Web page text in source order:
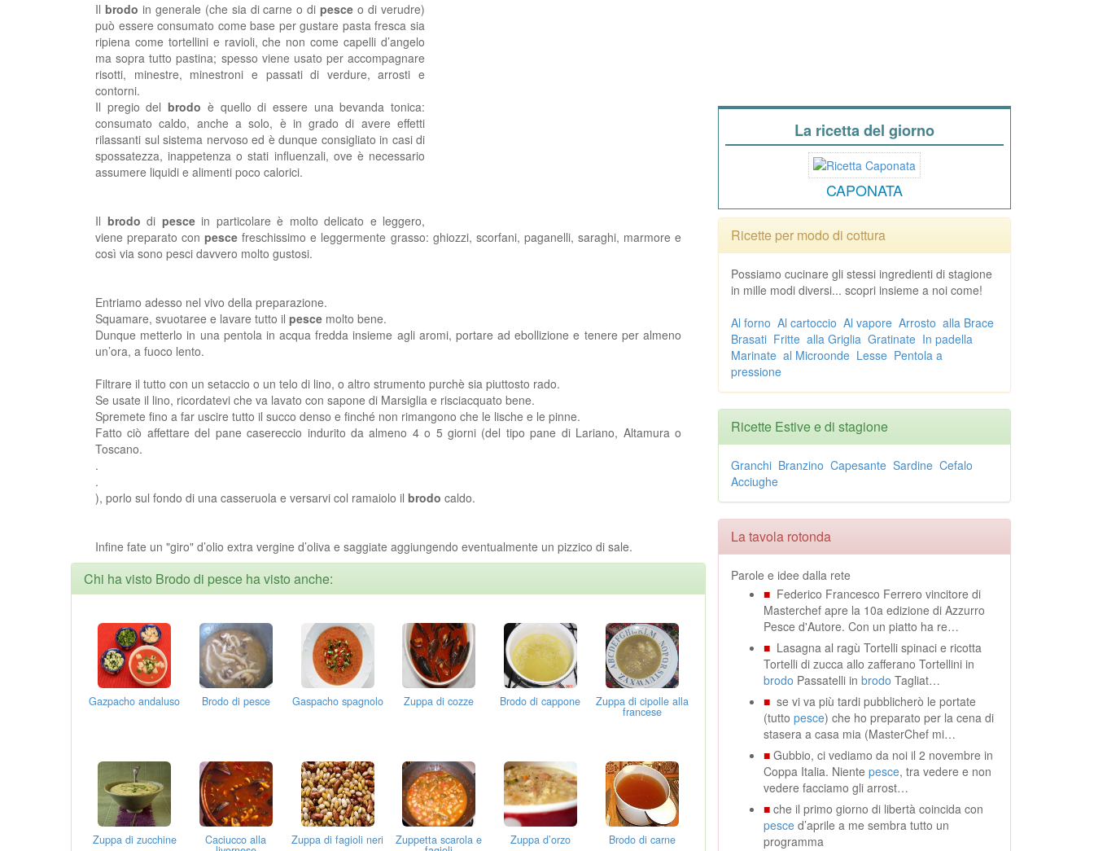
Il brodo in generale (che sia di carne o dipesce o di verudre)
può essere consumato come base per gustare pasta fresca sia
ripiena come tortellini e ravioli, che non come capelli d’angelo
ma sopra tutto pastina; spesso viene usato per accompagnare
risotti, minestre, minestroni e passati di verdure, arrosti e
contorni.
Il pregio delbrodo è quello di essere una bevanda tonica:
consumato caldo, anche a solo, è in grado di avere effetti
rilassanti sul sistema nervoso ed è dunque consigliato in casi di
spossatezza, inappetenza o stati influenzali, ove è necessario
assumere liquidi e alimenti poco calorici.
Il brodo di pescein particolare è molto delicato e leggero,
viene preparato conpesce freschissimo e leggermente grasso: ghiozzi, scorfani, paganelli, saraghi, marmore e
così via sono pesci davvero molto gustosi.
Entriamo adesso nel vivo della preparazione.
Squamare, svuotaree e lavare tutto il pesce molto bene.
Dunque metterlo in una pentola in acqua fredda insieme agli aromi, portare ad ebollizione e tenere per almeno
un’ora, a fuoco lento.
Filtrare il tutto con un setaccio o un telo di lino, o altro strumento purchè sia piuttosto rado.
Se usate il lino, ricordatevi che va lavato con sapone di Marsiglia e risciacquato bene.
Spremete fino a far uscire tutto il succo denso e finché non rimangono che le lische e le pinne.
Fatto ciò affettare del pane casereccio indurito da almeno 4 o 5 giorni (del tipo pane di Lariano, Altamura o
Toscano.
.
.
), porlo sul fondo di una casseruola e versarvi col ramaiolo il brodo caldo.
Infine fate un "giro" d’olio extra vergine d’oliva e saggiate aggiungendo eventualmente un pizzico di sale.
Chi ha visto Brodo di pesce ha visto anche:
Gazpacho andaluso Brodo di pesce Gaspacho spagnolo Zuppa di cozze Brodo di cappone Zuppa di cipolle alla
francese
Zuppa di zucchine Caciucco alla Zuppa di fagioli neri Zuppetta scarola e Zuppa d’orzo Brodo di carne
La ricetta del giorno
CAPONATA
Ricette per modo di cottura
Possiamo cucinare gli stessi ingredienti di stagione
in mille modi diversi... scopri insieme a noi come!
Al forno Al cartoccio Al vapore Arrosto alla Brace
Brasati Fritte alla Griglia Gratinate In padella
Marinate al Microonde Lesse Pentola a
pressione
Ricette Estive e di stagione
Granchi Branzino Capesante Sardine Cefalo
Acciughe
La tavola rotonda
Parole e idee dalla rete
■ Federico Francesco Ferrero vincitore di
Masterchef apre la 10a edizione di Azzurro
Pesce d'Autore. Con un piatto ha re…
■ Lasagna al ragù Tortelli spinaci e ricotta
Tortelli di zucca allo zafferano Tortellini in
brodo Passatelli in brodo Tagliat…
■ se vi va più tardi pubblicherò le portate
(tutto pesce) che ho preparato per la cena di
stasera a casa mia (MasterChef mi…
■ Gubbio, ci vediamo da noi il 2 novembre in
Coppa Italia. Niente pesce, tra vedere e non
vedere facciamo gli arrost…
■ che il primo giorno di libertà coincida con
pesce d’aprile a me sembra tutto un
programma